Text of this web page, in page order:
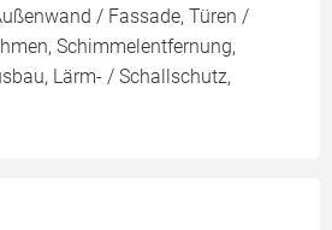
/ Fassade, Türen /
Schimmelentfernung,
Lärm- / Schallschutz,